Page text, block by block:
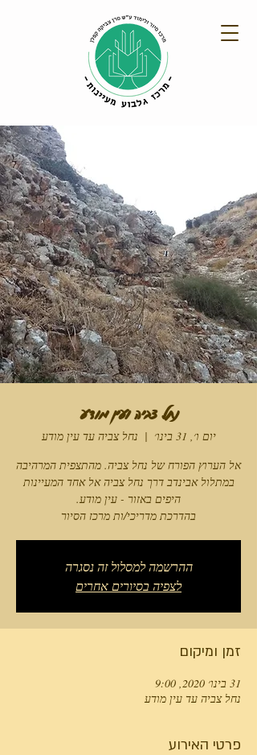
נחל צביה ועין מודע
יום ו׳, 31 בינו׳
  |
נחל צביה עד עין מודע
אל הערוץ הפורח של נחל צביה. מהתצפית המרהיבה
במתלול אבינדב דרך נחל צביה אל אחד המעיינות
בהדרכת מדריכי/ות מרכז הסיור
ההרשמה למסלול זה נסגרה
לצפיה בסיורים אחרים
זמן ומיקום
31 בינו׳ 2020, 9:00
נחל צביה עד עין מודע
פרטי האירוע